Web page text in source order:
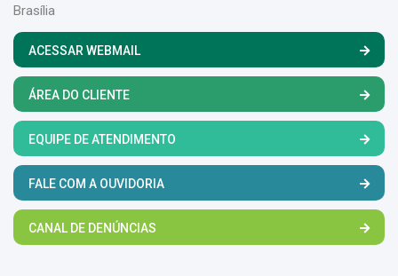
Brasília
ACESSAR WEBMAIL
ÁREA DO CLIENTE
EQUIPE DE ATENDIMENTO
FALE COM A OUVIDORIA
CANAL DE DENÚNCIAS